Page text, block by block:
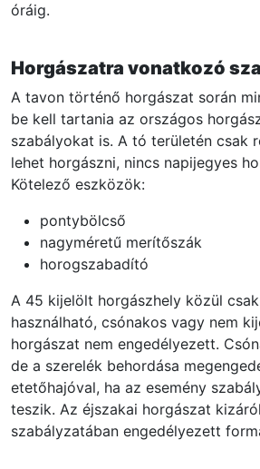
óráig.
Horgászatra vonatkozó
A tavon történő horgászat során
be kell tartania az országos
szabályokat is. A tó területén csak
lehet horgászni, nincs napijegyes
Kötelező eszközök:
pontybölcső
nagyméretű merítőszák
horogszabadító
A 45 kijelölt horgászhely közül
használható, csónakos vagy nem
horgászat nem engedélyezett.
de a szerelék behordása
etetőhajóval, ha az esemény
teszik. Az éjszakai horgászat
szabályzatában engedélyezett